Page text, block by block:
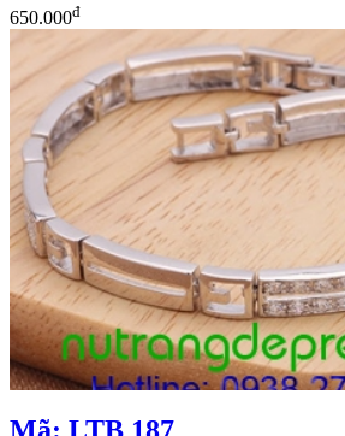
650.000đ
Mã: LTB 187